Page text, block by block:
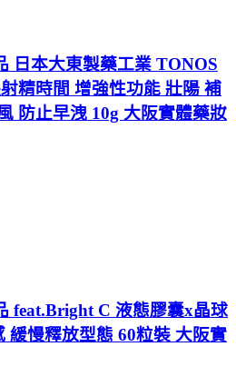
日本大東製藥工業 TONOS
精時間 增強性功能 壯陽 補
防止早洩 10g 大阪實體藥妝
feat.Bright C 液態膠囊x晶球
緩慢釋放型態 60粒裝 大阪實